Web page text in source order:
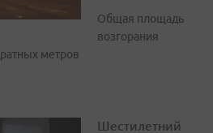
Общая площадь
возгорания
метров
Шестилетний